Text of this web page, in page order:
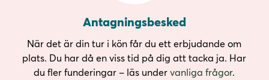
Antagningsbesked
När det är din tur i kön får du ett erbjudande om
plats. Du har då en viss tid på dig att tacka ja. Har
du fler funderingar – läs undervanliga frågor.